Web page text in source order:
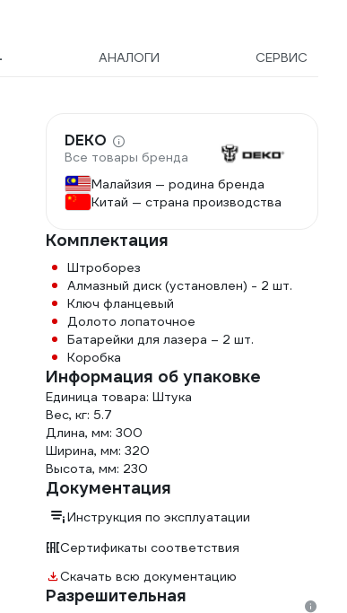
АНАЛОГИ СЕРВИС
DEKO
Все товары бренда
Малайзия — родина бренда
Китай — страна производства
Комплектация
Штроборез
Алмазный диск (установлен) - 2 шт.
Ключ фланцевый
Долото лопаточное
Батарейки для лазера – 2 шт.
Коробка
Информация об упаковке
Единица товара: Штука
Вес, кг: 5.7
Длина, мм: 300
Ширина, мм: 320
Высота, мм: 230
Документация
Инструкция по эксплуатации
Сертификаты соответствия
Скачать всю документацию
Разрешительная